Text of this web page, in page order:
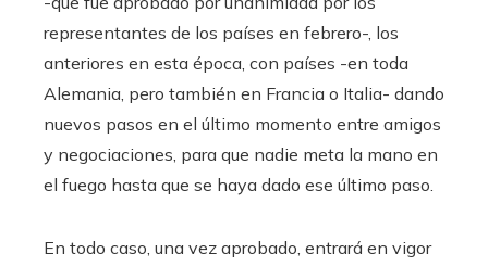
representantes de los países en febrero-, los
anteriores en esta época, con países -en toda
Alemania, pero también en Francia o Italia- dando
nuevos pasos en el último momento entre amigos
y negociaciones, para que nadie meta la mano en
el fuego hasta que se haya dado ese último paso.
En todo caso, una vez aprobado, entrará en vigor